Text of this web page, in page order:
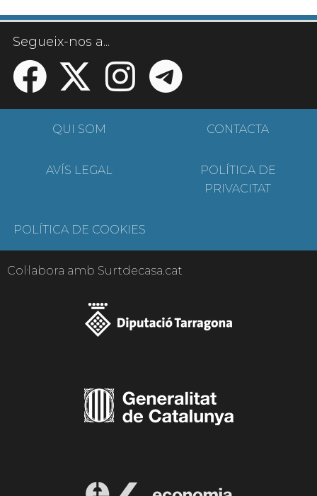
Segueix-nos a...
QUI SOM CONTACTA
AVÍS LEGAL
POLÍTICA DE
PRIVACITAT
POLÍTICA DE COOKIES
Col·labora amb Surtdecasa.cat